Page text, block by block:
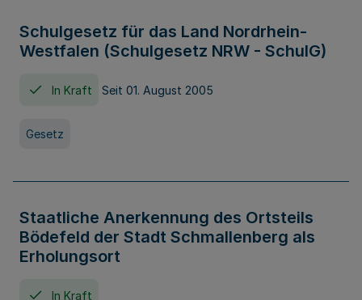
Schulgesetz für das Land Nordrhein-
Westfalen (Schulgesetz NRW - SchulG)
In Kraft Seit 01. August 2005
Gesetz
Staatliche Anerkennung des Ortsteils
Bödefeld der Stadt Schmallenberg als
Erholungsort
In Kraft